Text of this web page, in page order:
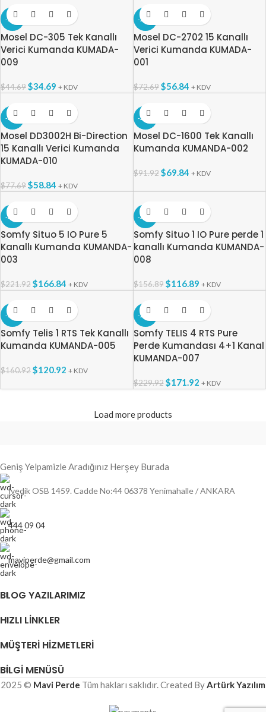
-22%
Mosel DC-305 Tek Kanallı
Verici Kumanda KUMADA-
009
$44.69$34.69 + KDV
-22%
Mosel DC-2702 15 Kanallı
Verici Kumanda KUMADA-
001
$72.69 $56.84 + KDV
-24%
Mosel DD3002H Bi-Direction
15 Kanallı Verici Kumanda
KUMADA-010
$77.69$58.84 + KDV
-24%
Mosel DC-1600 Tek Kanallı
Kumanda KUMANDA-002
$91.92 $69.84 + KDV
-25%
Somfy Situo 5 IO Pure 5
Kanallı Kumanda KUMANDA-
003
$221.92$166.84 + KDV
-25%
Somfy Situo 1 IO Pure perde 1
kanallı Kumanda KUMANDA-
008
$156.89 $116.89 + KDV
-25%
Somfy Telis 1 RTS Tek Kanallı
Kumanda KUMANDA-005
$160.92$120.92 + KDV
-25%
Somfy TELIS 4 RTS Pure
Perde Kumandası 4+1 Kanal
KUMANDA-007
$229.92 $171.92 + KDV
Load more products
Geniş Yelpamizle Aradığınız Herşey Burada
İvedik OSB 1459. Cadde No:44 06378 Yenimahalle / ANKARA
444 09 04
maviperde@gmail.com
BLOG YAZILARIMIZ
HIZLI LINKLER
MÜŞTERI HIZMETLERI
BILGI MENÜSÜ
2025 © Mavi Perde Tüm hakları saklıdır. Created ByArtürk Yazılım